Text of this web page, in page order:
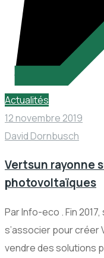
Actualités
12 novembre 2019
David Dornbusch
Vertsun rayonne
photovoltaïques
Par Info-eco . Fin
s’associer pour créer
vendre des solutions